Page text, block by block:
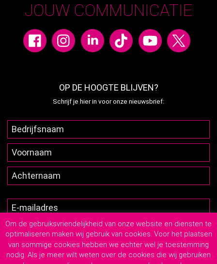
JOUW COMMUNICATIE
OP DE HOOGTE BLIJVEN?
Schrijf je hier in voor onze nieuwsbrief:
Om de gebruiksvriendelijkheid van onze website en diensten te
optimaliseren maken wij gebruik van cookies. Voor het plaatsen
van sommige cookies hebben we echter wel je toestemming
nodig. Als je meer wilt weten over de cookies die wij gebruiken